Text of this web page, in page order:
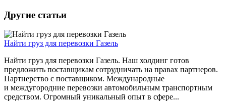
Другие статьи
Найти груз для перевозки Газель
Найти груз для перевозки Газель. Наш холдинг готов
предложить поставщикам сотрудничать на правах партнеров.
Партнерство с поставщиком. Международные
и междугородние перевозки автомобильным транспортным
средством. Огромный уникальный опыт в сфере...